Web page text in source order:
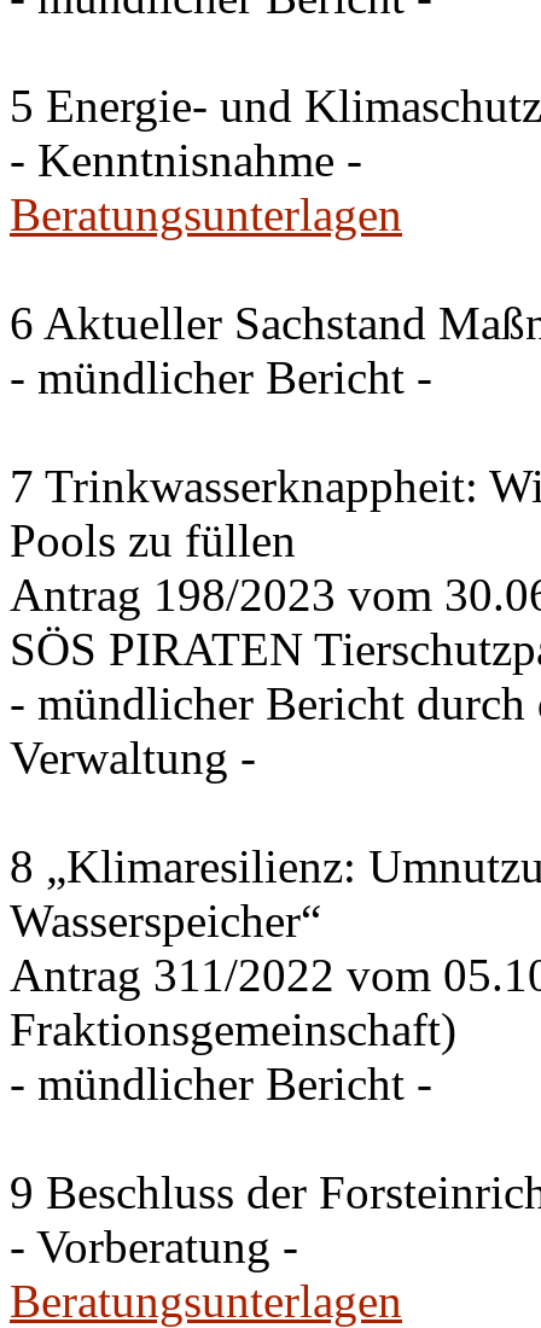
5 Energie- und
- Kenntnisnahme -
Beratungsunterlagen
6 Aktueller Sachstand
- mündlicher Bericht -
7 Trinkwasserknappheit:
Pools zu füllen
Antrag 198/2023 vom
SÖS PIRATEN
- mündlicher Bericht
Verwaltung -
8 „Klimaresilienz:
Wasserspeicher“
Antrag 311/2022 vom
Fraktionsgemeinschaft)
- mündlicher Bericht -
9 Beschluss der
- Vorberatung -
Beratungsunterlagen